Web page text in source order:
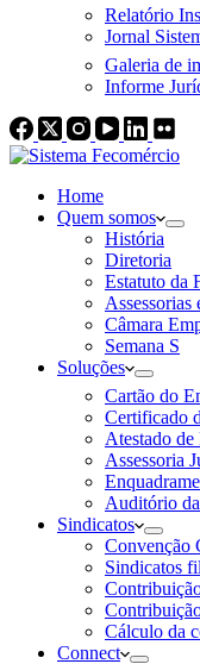
Relatório
Jornal
Galeria de
Informe
Home
Quem somos
História
Diretoria
Estatuto da
Assessorias
Câmara
Semana S
Soluções
Cartão do
Certificado
Atestado
Assessoria
Auditório
Sindicatos
Convenção
Sindicatos
Cálculo da
Connect